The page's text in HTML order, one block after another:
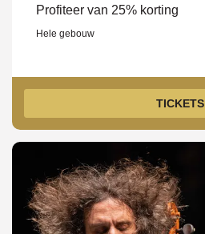
Profiteer van 25% korting
Hele gebouw
TICKETS